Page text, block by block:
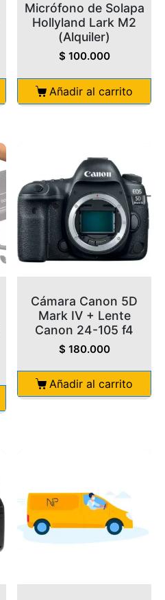
Micrófono de Solapa
Hollyland Lark M2
(Alquiler)
$ 100.000
Añadir al carrito
Cámara Canon 5D
Mark IV + Lente
Canon 24-105 f4
$ 180.000
Añadir al carrito